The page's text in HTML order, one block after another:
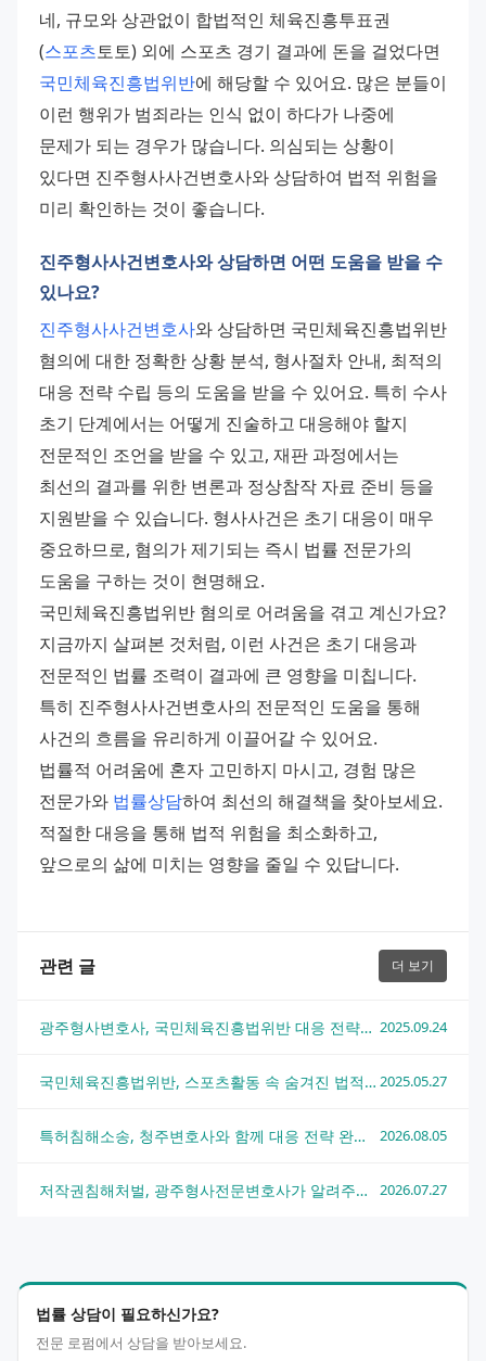
법률 상담이 필요하신가요?
전문 로펌에서 상담을 받아보세요.
네, 규모와 상관없이 합법적인 체육진흥투표권
(스포츠
국민체육진흥법위반에 해당할 수 있어요. 많은 분들이
이런 행위가 범죄라는 인식 없이 하다가 나중에
문제가 되는 경우가 많습니다. 의심되는 상황이
있다면 진주형사사건변호사와 상담하여 법적 위험을
미리 확인하는 것이 좋습니다.
진주형사사건변호사와 상담하면 어떤 도움을 받을 수
있나요?
진주형사사건변호사와 상담하면 국민체육진흥법위반
혐의에 대한 정확한 상황 분석, 형사절차 안내, 최적의
대응 전략 수립 등의 도움을 받을 수 있어요. 특히 수사
초기 단계에서는 어떻게 진술하고 대응해야 할지
전문적인 조언을 받을 수 있고, 재판 과정에서는
최선의 결과를 위한 변론과 정상참작 자료 준비 등을
지원받을 수 있습니다. 형사사건은 초기 대응이 매우
중요하므로, 혐의가 제기되는 즉시 법률 전문가의
도움을 구하는 것이 현명해요.
국민체육진흥법위반 혐의로 어려움을 겪고 계신가요?
지금까지 살펴본 것처럼, 이런 사건은 초기 대응과
전문적인 법률 조력이 결과에 큰 영향을 미칩니다.
특히 진주형사사건변호사의 전문적인 도움을 통해
사건의 흐름을 유리하게 이끌어갈 수 있어요.
법률적 어려움에 혼자 고민하지 마시고, 경험 많은
전문가와 법률상담하여 최선의 해결책을 찾아보세요.
적절한 대응을 통해 법적 위험을 최소화하고,
앞으로의 삶에 미치는 영향을 줄일 수 있답니다.
관련 글 더 보기
광주형사변호사, 국민체육진흥법위반 대응 전략과 해결 방안 총정리 2025.09.24
국민체육진흥법위반, 스포츠활동 속 숨겨진 법적 함정 2025.05.27
특허침해소송, 청주변호사와 함께 대응 전략 완전 정리 2026.08.05
저작권침해처벌, 광주형사전문변호사가 알려주는 실전 대응 전략 2026.07.27